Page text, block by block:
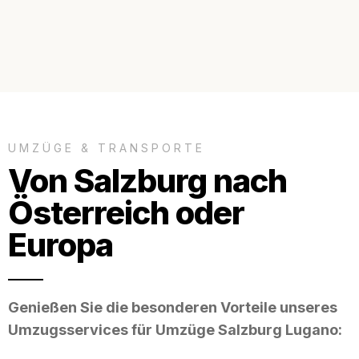
UMZÜGE & TRANSPORTE
Von Salzburg nach
Österreich oder
Europa
Genießen Sie die besonderen Vorteile unseres
Umzugsservices für Umzüge Salzburg Lugano: